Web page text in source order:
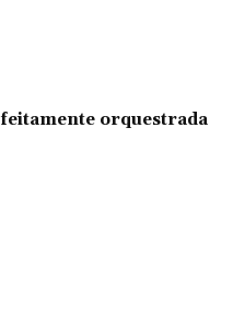
orquestrada